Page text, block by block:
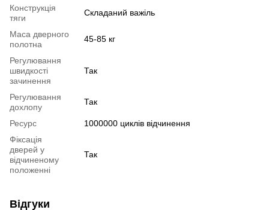
Конструкція
тяги
Складаний важіль
Маса дверного
полотна
45-85 кг
Регулювання
швидкості
зачинення
Так
Регулювання
дохлопу
Так
Ресурс
1000000 циклів відчинення
Фіксація
дверей у
відчиненому
положенні
Так
Відгуки